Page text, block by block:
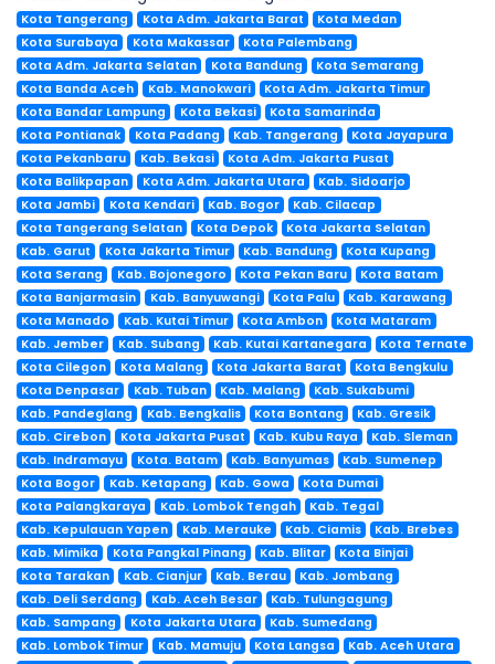
Kota Tangerang Kota Adm. Jakarta Barat
Kota Medan
Kota Surabaya
Kota Makassar
Kota Palembang
Kota Adm. Jakarta Selatan
Kota Bandung
Kota Semarang
Kota Banda Aceh
Kab. Manokwari
Kota Adm. Jakarta Timur
Kota Bandar Lampung
Kota Bekasi
Kota Samarinda
Kota Pontianak
Kota Padang Kab. Tangerang
Kota Jayapura
Kota Pekanbaru
Kab. Bekasi
Kota Adm. Jakarta Pusat
Kota Balikpapan
Kota Adm. Jakarta Utara
Kab. Sidoarjo
Kota Jambi
Kota Kendari Kab. Bogor
Kab. Cilacap
Kota Tangerang Selatan
Kota Depok
Kota Jakarta Selatan
Kab. Garut
Kota Jakarta Timur Kab. Bandung
Kota Kupang
Kota Serang
Kab. Bojonegoro Kota Pekan Baru
Kota Batam
Kota Banjarmasin
Kab. Banyuwangi Kota Palu
Kab. Karawang
Kota Manado
Kab. Kutai Timur Kota Ambon
Kota Mataram
Kab. Jember
Kab. Subang Kab. Kutai Kartanegara
Kota Ternate
Kota Cilegon
Kota Malang Kota Jakarta Barat
Kota Bengkulu
Kota Denpasar
Kab. Tuban Kab. Malang
Kab. Sukabumi
Kab. Pandeglang
Kab. Bengkalis Kota Bontang
Kab. Gresik
Kab. Cirebon
Kota Jakarta Pusat Kab. Kubu Raya
Kab. Sleman
Kab. Indramayu
Kota. Batam Kab. Banyumas
Kab. Sumenep
Kota Bogor
Kab. Ketapang Kab. Gowa
Kota Dumai
Kota Palangkaraya
Kab. Lombok Tengah
Kab. Tegal
Kab. Kepulauan Yapen
Kab. Merauke Kab. Ciamis
Kab. Brebes
Kab. Mimika
Kota Pangkal Pinang Kab. Blitar
Kota Binjai
Kota Tarakan
Kab. Cianjur Kab. Berau
Kab. Jombang
Kab. Deli Serdang
Kab. Aceh Besar
Kab. Tulungagung
Kab. Sampang
Kota Jakarta Utara
Kab. Sumedang
Kab. Lombok Timur
Kab. Mamuju Kota Langsa
Kab. Aceh Utara